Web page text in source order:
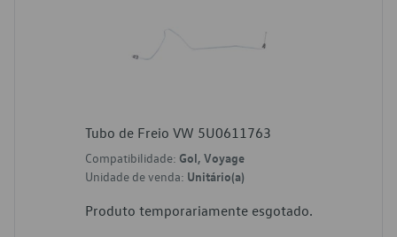
Tubo de Freio VW 5U0611763
Compatibilidade: Gol, Voyage
Unidade de venda: Unitário(a)
Produto temporariamente esgotado.